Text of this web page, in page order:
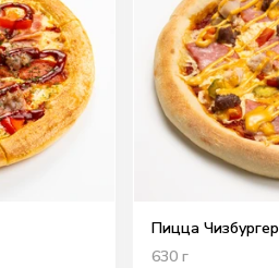
Пицца Чизбургер
630г